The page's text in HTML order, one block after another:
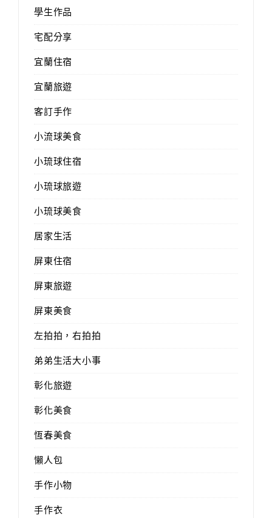
學生作品
宅配分享
宜蘭住宿
宜蘭旅遊
客訂手作
小流球美食
小琉球住宿
小琉球旅遊
小琉球美食
居家生活
屏東住宿
屏東旅遊
屏東美食
左拍拍，右拍拍
弟弟生活大小事
彰化旅遊
彰化美食
恆春美食
懶人包
手作小物
手作衣